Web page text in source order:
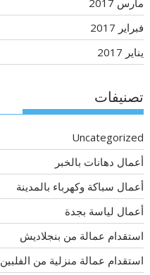
فبراير 2017
يناير 2017
تصنيفات
Uncategorized
أعمال دهانات بالخبر
أعمال سباكة وكهرباء بالمدينة
أعمال لياسة بجدة
استقدام عمالة من بنجلاديش
استقدام عمالة منزلية من الفلبين